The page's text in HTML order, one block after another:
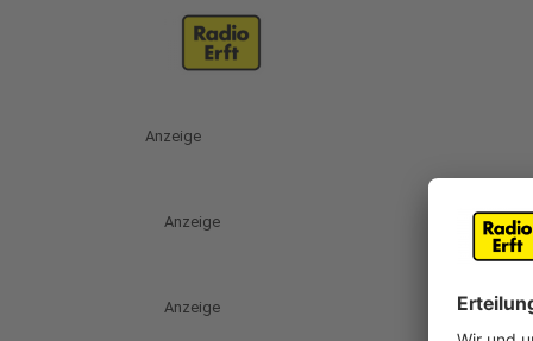
Anzeige
Anzeige
Anzeige